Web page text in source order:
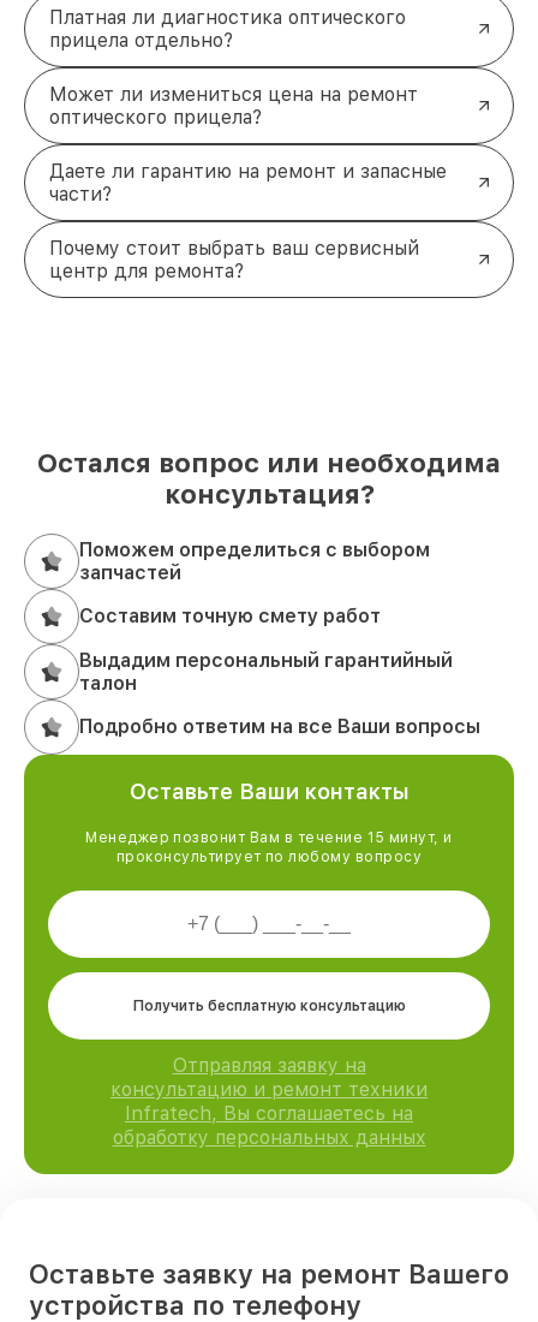
Платная ли диагностика оптического
прицела отдельно?
Может ли измениться цена на ремонт
оптического прицела?
Даете ли гарантию на ремонт и запасные
части?
Почему стоит выбрать ваш сервисный
центр для ремонта?
Остался вопрос или необходима
консультация?
Поможем определиться с выбором
запчастей
Составим точную смету работ
Выдадим персональный гарантийный
талон
Подробно ответим на все Ваши вопросы
Оставьте Ваши контакты
Менеджер позвонит Вам в течение 15 минут, и
проконсультирует по любому вопросу
Получить бесплатную консультацию
Отправляя заявку на
консультацию и ремонт техники
Infratech, Вы соглашаетесь на
обработку персональных данных
Оставьте заявку на ремонт Вашего
устройства по телефону